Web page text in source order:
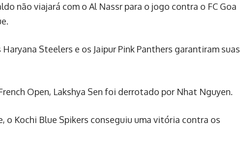
não viajará com o Al Nassr para o jogo contra o FC Goa
Steelers e os Jaipur Pink Panthers garantiram suas
Open, Lakshya Sen foi derrotado por Nhat Nguyen.
o Kochi Blue Spikers conseguiu uma vitória contra os